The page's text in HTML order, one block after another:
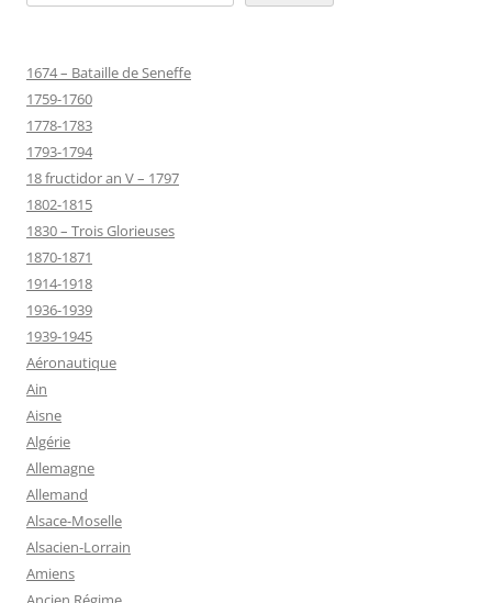
1674 – Bataille de Seneffe
1759-1760
1778-1783
1793-1794
18 fructidor an V – 1797
1802-1815
1830 – Trois Glorieuses
1870-1871
1914-1918
1936-1939
1939-1945
Aéronautique
Ain
Aisne
Algérie
Allemagne
Allemand
Alsace-Moselle
Alsacien-Lorrain
Amiens